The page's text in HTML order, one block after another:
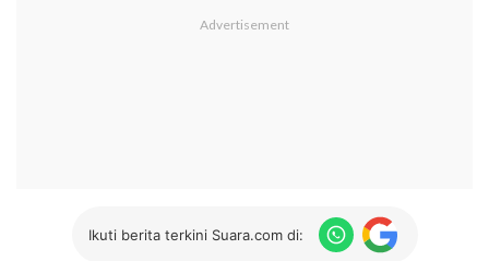
Ikuti berita terkini Suara.com di: